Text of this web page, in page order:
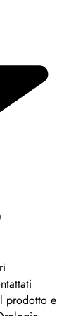
prodotto e